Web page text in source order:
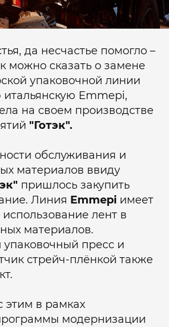
да несчастье помогло –
можно сказать о замене
упаковочной линии
Emmepi,
на своем производстве
"Готэк".
обслуживания и
материалов ввиду
пришлось закупить
Линия Emmepi имеет
лент в
материалов.
упаковочный пресс и
стрейч-плёнкой также
в рамках
модернизации